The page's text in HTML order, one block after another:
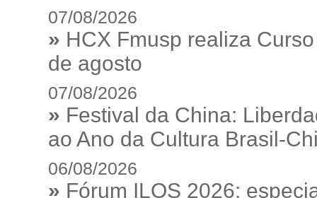
07/08/2026
» HCX Fmusp realiza
de agosto
07/08/2026
» Festival da China:
ao Ano da Cultura Brasil-
06/08/2026
» Fórum ILOS 2026: